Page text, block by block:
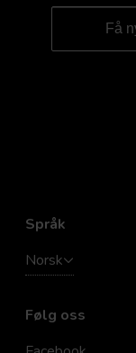
Språk
Norsk
Følg oss